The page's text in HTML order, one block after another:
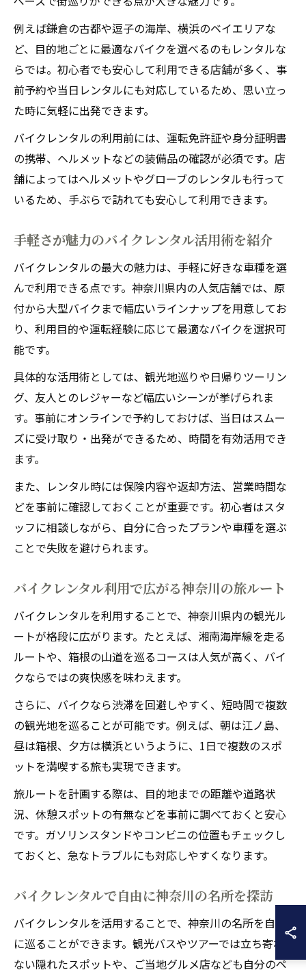
例えば鎌倉の古都や逗子の海岸、横浜のベイエリアな
ど、目的地ごとに最適なバイクを選べるのもレンタルな
らでは。初心者でも安心して利用できる店舗が多く、事
前予約や当日レンタルにも対応しているため、思い立っ
た時に気軽に出発できます。
バイクレンタルの利用前には、運転免許証や身分証明書
の携帯、ヘルメットなどの装備品の確認が必須です。店
舗によってはヘルメットやグローブのレンタルも行って
いるため、手ぶらで訪れても安心して利用できます。
手軽さが魅力のバイクレンタル活用術を紹介
バイクレンタルの最大の魅力は、手軽に好きな車種を選
んで利用できる点です。神奈川県内の人気店舗では、原
付から大型バイクまで幅広いラインナップを用意してお
り、利用目的や運転経験に応じて最適なバイクを選択可
能です。
具体的な活用術としては、観光地巡りや日帰りツーリン
グ、友人とのレジャーなど幅広いシーンが挙げられま
す。事前にオンラインで予約しておけば、当日はスムー
ズに受け取り・出発ができるため、時間を有効活用でき
ます。
また、レンタル時には保険内容や返却方法、営業時間な
どを事前に確認しておくことが重要です。初心者はスタ
ッフに相談しながら、自分に合ったプランや車種を選ぶ
ことで失敗を避けられます。
バイクレンタル利用で広がる神奈川の旅ルート
バイクレンタルを利用することで、神奈川県内の観光ル
ートが格段に広がります。たとえば、湘南海岸線を走る
ルートや、箱根の山道を巡るコースは人気が高く、バイ
クならではの爽快感を味わえます。
さらに、バイクなら渋滞を回避しやすく、短時間で複数
の観光地を巡ることが可能です。例えば、朝は江ノ島、
昼は箱根、夕方は横浜というように、1日で複数のスポ
ットを満喫する旅も実現できます。
旅ルートを計画する際は、目的地までの距離や道路状
況、休憩スポットの有無などを事前に調べておくと安心
です。ガソリンスタンドやコンビニの位置もチェックし
ておくと、急なトラブルにも対応しやすくなります。
バイクレンタルで自由に神奈川の名所を探訪
バイクレンタルを活用することで、神奈川の名所を自由
に巡ることができます。観光バスやツアーでは立ち寄れ
ない隠れたスポットや、ご当地グルメ店なども自分のペ